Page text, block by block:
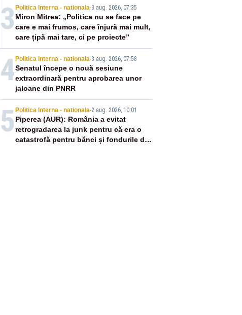
3 Politica Interna - nationala-3 aug. 2026, 07:35
Miron Mitrea: „Politica nu se face pe
care e mai frumos, care înjură mai mult,
care țipă mai tare, ci pe proiecte”
4 Politica Interna - nationala-3 aug. 2026, 07:58
Senatul începe o nouă sesiune
extraordinară pentru aprobarea unor
jaloane din PNRR
5 Politica Interna - nationala-2 aug. 2026, 10:01
Piperea (AUR): România a evitat
retrogradarea la junk pentru că era o
catastrofă pentru bănci și fondurile de